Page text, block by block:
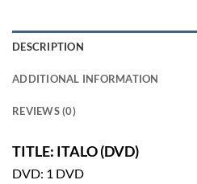
DESCRIPTION
ADDITIONAL INFORMATION
REVIEWS (0)
TITLE: ITALO (DVD)
DVD: 1 DVD